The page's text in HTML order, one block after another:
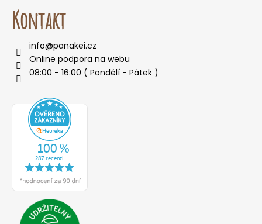
Kontakt
info@panakei.cz
Online podpora na webu
08:00 - 16:00 ( Pondělí - Pátek )